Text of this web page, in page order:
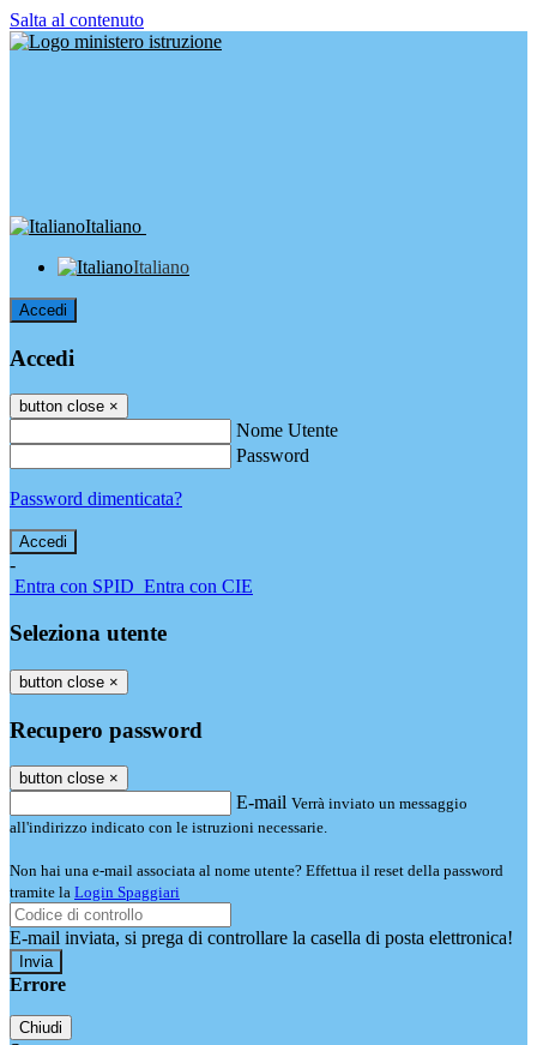
Salta al contenuto
Italiano
Italiano
Accedi
Accedi
button close ×
Nome Utente
Password
Password dimenticata?
-
Entra con SPID Entra con CIE
Seleziona utente
button close ×
Recupero password
button close ×
E-mail Verrà inviato un messaggio
all'indirizzo indicato con le istruzioni necessarie.
Non hai una e-mail associata al nome utente? Effettua il reset della password
tramite la Login Spaggiari
E-mail inviata, si prega di controllare la casella di posta elettronica!
Errore
Chiudi